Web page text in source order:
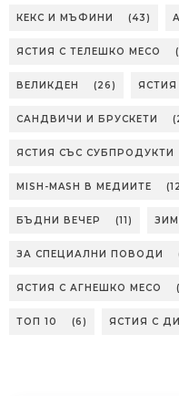
КЕКС И МЪФИНИ (43)
ЯСТИЯ С ТЕЛЕШКО МЕСО
ВЕЛИКДЕН (26)
САНДВИЧИ И БРУСКЕТИ
ЯСТИЯ СЪС СУБПРОДУКТИ
MISH-MASH В МЕДИИТЕ
БЪДНИ ВЕЧЕР (11)
ЗА СПЕЦИАЛНИ ПОВОДИ
ЯСТИЯ С АГНЕШКО МЕСО
ТОП 10 (6) ЯСТИЯ С